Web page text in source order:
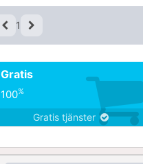
1
Gratis
100%
Gratis tjänster